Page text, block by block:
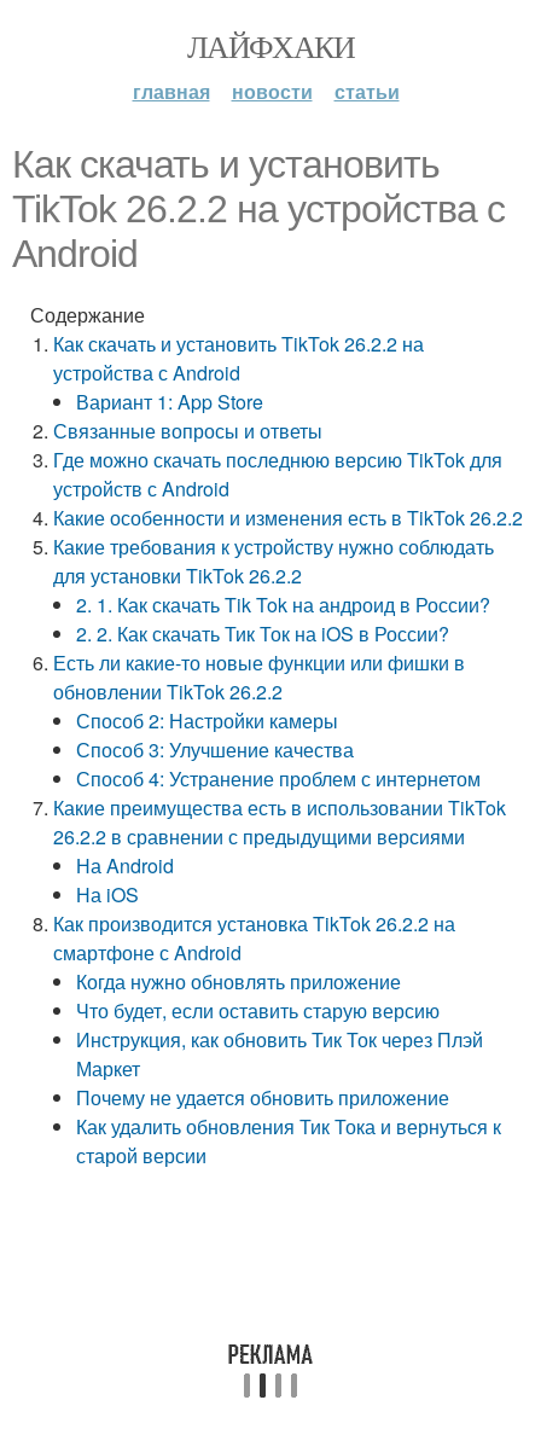
ЛАЙФХАКИ
главная новости статьи
Как скачать и установить
TikTok 26.2.2 на устройства с
Android
Содержание
Как скачать и установить TikTok 26.2.2 на
устройства с Android
Вариант 1: App Store
Связанные вопросы и ответы
Где можно скачать последнюю версию TikTok для
устройств с Android
Какие особенности и изменения есть в TikTok 26.2.2
Какие требования к устройству нужно соблюдать
для установки TikTok 26.2.2
2. 1. Как скачать Tik Tok на андроид в России?
2. 2. Как скачать Тик Ток на iOS в России?
Есть ли какие-то новые функции или фишки в
обновлении TikTok 26.2.2
Способ 2: Настройки камеры
Способ 3: Улучшение качества
Способ 4: Устранение проблем с интернетом
Какие преимущества есть в использовании TikTok
26.2.2 в сравнении с предыдущими версиями
На Android
На iOS
Как производится установка TikTok 26.2.2 на
смартфоне с Android
Когда нужно обновлять приложение
Что будет, если оставить старую версию
Инструкция, как обновить Тик Ток через Плэй
Маркет
Почему не удается обновить приложение
Как удалить обновления Тик Тока и вернуться к
старой версии